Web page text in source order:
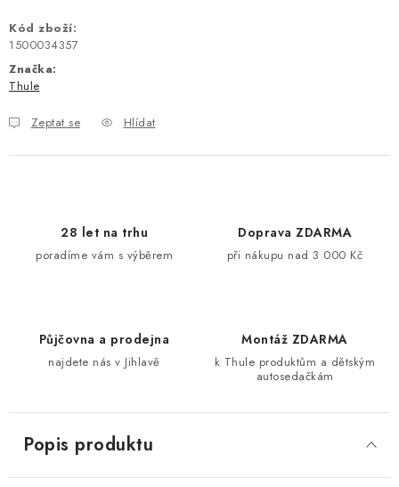
Kód zboží:
1500034357
Značka:
Thule
Zeptat se Hlídat
28 let na trhu
poradíme vám s výběrem
Doprava ZDARMA
při nákupu nad 3 000 Kč
Půjčovna a prodejna
najdete nás v Jihlavě
Montáž ZDARMA
k Thule produktům a dětským
autosedačkám
Popis produktu